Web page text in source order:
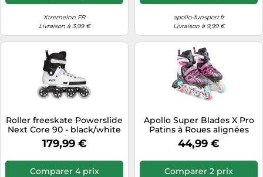
XtremeInn FR
Livraison à 3,99 €
apollo-funsport.fr
Livraison à 9,99 €
Roller freeskate Powerslide
Next Core 90 - black/white
38/39
179,99 €
Comparer 4 prix
Apollo Super Blades X Pro
Patins à Roues alignées
LED, S, M, L
44,99 €
Comparer 2 prix